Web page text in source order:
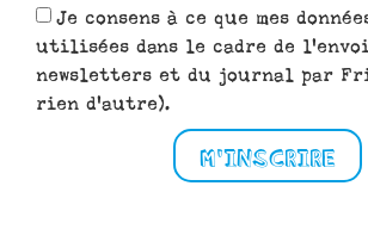
Je consens à ce que mes
utilisées dans le cadre de
newsletters et du journal par
rien d'autre).
M'INSCRIRE